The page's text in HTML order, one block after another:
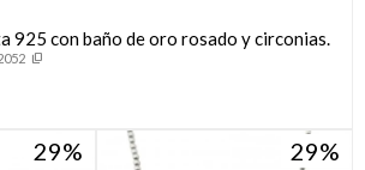
925 con baño de oro rosado y circonias.
29 29